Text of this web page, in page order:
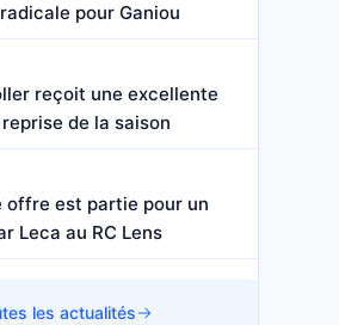
pour Ganiou
reçoit une excellente
de la saison
offre est partie pour un
Leca au RC Lens
un défenseur très
les actualités